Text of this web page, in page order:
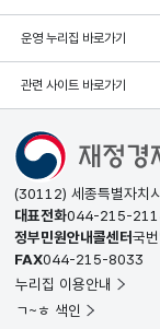
운영 누리집 바로가기
관련 사이트 바로가기
(30112) 세종특별자치
대표전화044-215-
정부민원안내콜센터국
FAX044-215-8033
누리집 이용안내
ㄱ~ㅎ 색인